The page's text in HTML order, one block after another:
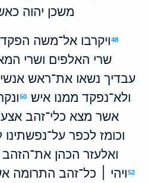
משכן יהוה
48ויקרבו אל־משה
שרי האלפים ושרי
עבדיך נשאו את־ראש
ולא־נפקד ממנו איש׃ 50
אשר מצא כלי־זהב
וכומז לכפר על־נפשתינו
ואלעזר הכהן
52ויהי ׀ כל־זהב התרומה